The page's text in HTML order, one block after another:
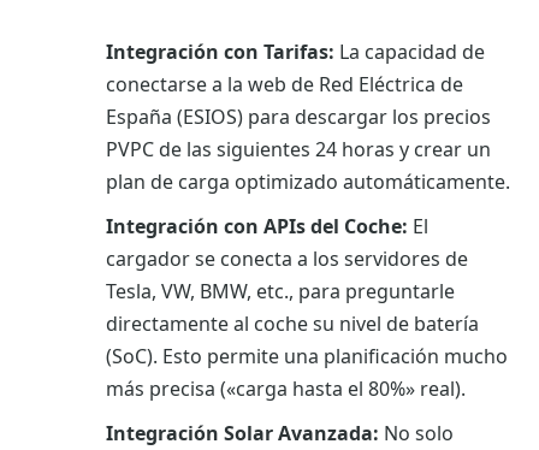
Integración con Tarifas: La capacidad de
conectarse a la web de Red Eléctrica de
España (ESIOS) para descargar los precios
PVPC de las siguientes 24 horas y crear un
plan de carga optimizado automáticamente.
Integración con APIs del Coche: El
cargador se conecta a los servidores de
Tesla, VW, BMW, etc., para preguntarle
directamente al coche su nivel de batería
(SoC). Esto permite una planificación mucho
más precisa («carga hasta el 80%» real).
Integración Solar Avanzada: No solo